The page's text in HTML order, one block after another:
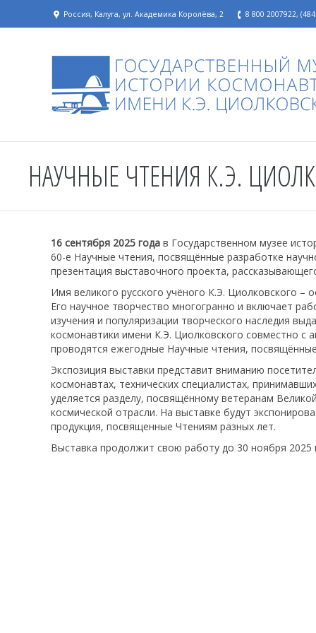
Россия, Калуга, ул. Академика Королёва, 2 8 800 2007922,
НАУЧНЫЕ ЧТЕНИЯ К.Э.
16 сентября 2025 года в Государственном музее
60-е Научные чтения, посвящённые разработке
презентация выставочного проекта,
Имя великого русского учёного К.Э. Циолковского
Его научное творчество многогранно и включает
изучения и популяризации творческого наследия
космонавтики имени К.Э. Циолковского совместно с
проводятся ежегодные Научные чтения,
Экспозиция выставки представит вниманию
космонавтах, технических специалистах,
уделяется разделу, посвящённому ветеранам
космической отрасли. На выставке будут
продукция, посвященные Чтениям разных лет.
Выставка продолжит свою работу до 30 ноября 2025